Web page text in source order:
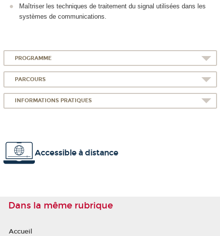
Maîtriser les techniques de traitement du signal utilisées dans les
systèmes de communications.
PROGRAMME
PARCOURS
INFORMATIONS PRATIQUES
Accessible à distance
Dans la même rubrique
Accueil